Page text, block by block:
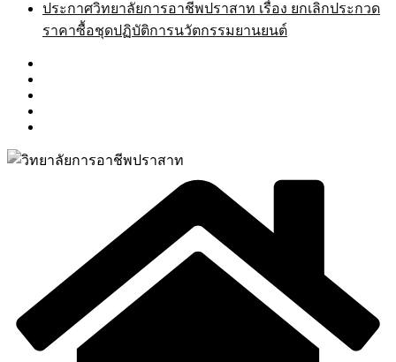
ประกาศวิทยาลัยการอาชีพปราสาท เรื่อง ยกเลิกประกวด
ราคาซื้อชุดปฏิบัติการนวัตกรรมยานยนต์